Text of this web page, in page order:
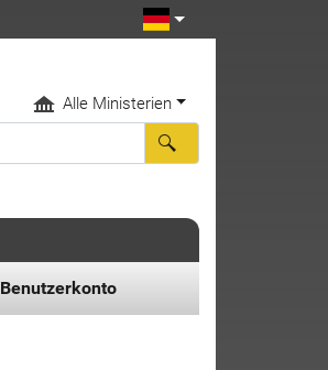
Alle Ministerien
Benutzerkonto